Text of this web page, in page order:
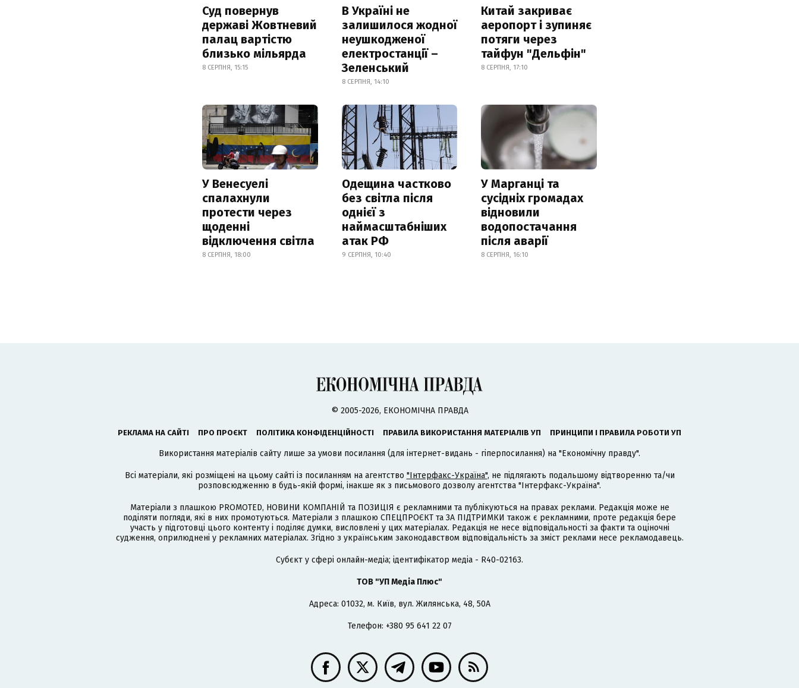
Суд повернув
державі Жовтневий
палац вартістю
близько мільярда
8 СЕРПНЯ, 15:15
В Україні не
залишилося жодної
неушкодженої
електростанції –
Зеленський
8 СЕРПНЯ, 14:10
Китай закриває
аеропорт і зупиняє
потяги через
тайфун "Дельфін"
8 СЕРПНЯ, 17:10
У Венесуелі
спалахнули
протести через
щоденні
відключення світла
8 СЕРПНЯ, 18:00
Одещина частково
без світла після
однієї з
наймасштабніших
атак РФ
9 СЕРПНЯ, 10:40
У Марганці та
сусідніх громадах
відновили
водопостачання
після аварії
8 СЕРПНЯ, 16:10
© 2005-2026, ЕКОНОМІЧНА ПРАВДА
РЕКЛАМА НА САЙТІ ПРО ПРОЄКТ ПОЛІТИКА КОНФІДЕНЦІЙНОСТІ ПРАВИЛА ВИКОРИСТАННЯ МАТЕРІАЛІВ УП ПРИНЦИПИ І ПРАВИЛА РОБОТИ УП
Використання матеріалів сайту лише за умови посилання (для інтернет-видань - гіперпосилання) на "Економічну правду".
Всі матеріали, які розміщені на цьому сайті із посиланням на агентство "Інтерфакс-Україна", не підлягають подальшому відтворенню та/чи
розповсюдженню в будь-якій формі, інакше як з письмового дозволу агентства "Інтерфакс-Україна".
Матеріали з плашкою PROMOTED, НОВИНИ КОМПАНІЙ та ПОЗИЦІЯ є рекламними та публікуються на правах реклами. Редакція може не
поділяти погляди, які в них промотуються. Матеріали з плашкою СПЕЦПРОЄКТ та ЗА ПІДТРИМКИ також є рекламними, проте редакція бере
участь у підготовці цього контенту і поділяє думки, висловлені у цих матеріалах. Редакція не несе відповідальності за факти та оціночні
судження, оприлюднені у рекламних матеріалах. Згідно з українським законодавством відповідальність за зміст реклами несе рекламодавець.
Cубєкт у сфері онлайн-медіа; ідентифікатор медіа - R40-02163.
ТОВ "УП Медіа Плюс"
Адреса: 01032, м. Київ, вул. Жилянська, 48, 50А
Телефон: +380 95 641 22 07